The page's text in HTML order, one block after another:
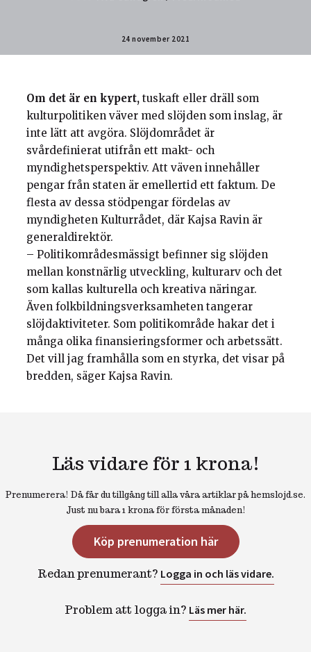
24 november 2021
Om det är en kypert, tuskaft eller dräll som
kulturpolitiken väver med slöjden som inslag, är
inte lätt att avgöra. Slöjdområdet är
svårdefinierat utifrån ett makt- och
myndighetsperspektiv. Att väven innehåller
pengar från staten är emellertid ett faktum. De
flesta av dessa stödpengar fördelas av
myndigheten Kulturrådet, där Kajsa Ravin är
generaldirektör.
– Politikområdesmässigt befinner sig slöjden
mellan konstnärlig utveckling, kulturarv och det
som kallas kulturella och kreativa näringar.
Även folkbildningsverksamheten tangerar
slöjdaktiviteter. Som politikområde hakar det i
många olika finansieringsformer och arbetssätt.
Det vill jag framhålla som en styrka, det visar på
bredden, säger Kajsa Ravin.
Läs vidare för 1 krona!
Prenumerera! Då får du tillgång till alla våra artiklar på hemslojd.se.
Just nu bara 1 krona för första månaden!
Köp prenumeration här
Redan prenumerant? Logga in och läs vidare.
Problem att logga in? Läs mer här.